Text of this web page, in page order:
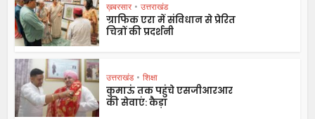
ख़बरसार • उत्तराखंड
ग्राफिक एरा में संविधान से प्रेरित
चित्रों की प्रदर्शनी
उत्तराखंड • शिक्षा
कुमाऊं तक पहुंचे एसजीआरआर
की सेवाएं: कैड़ा